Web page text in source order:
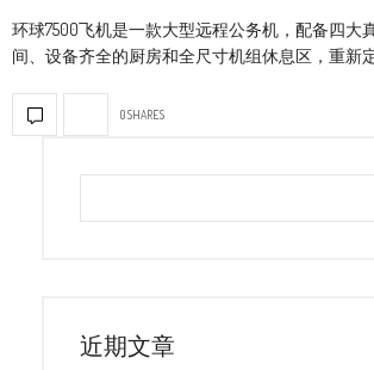
环球7500飞机是一款大型远程公务机，配备四大
间、设备齐全的厨房和全尺寸机组休息区，重新
0 SHARES
近期文章